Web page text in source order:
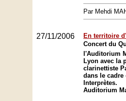
Par Mehdi
27/11/2006
En territoire
Concert du
l'Auditorium
Lyon avec la
clarinettiste
dans le cadre
Interprètes.
Auditorium